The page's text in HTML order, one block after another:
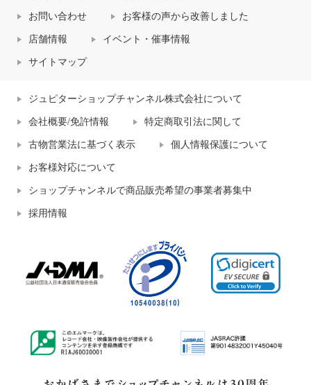
お問い合わせ お客様の声から改善しました
店舗情報 イベント・催事情報
サイトマップ
ジュピターショップチャンネル株式会社について
会社概要/免許情報 特定商取引法に関して
古物営業法に基づく表示 個人情報保護について
お客様対応について
ショップチャンネルで商品販売希望の事業者募集中
採用情報